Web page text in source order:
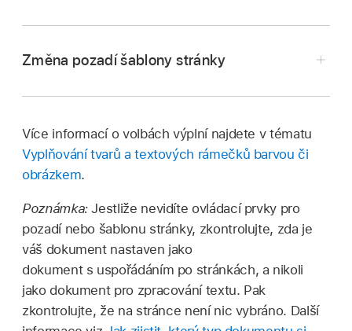
Proveďte některou z následujících akcí:
V dokumentu pro zpracování textu:
Klepněte na některou stránku v oddílu,
který chcete upravit, dále na
okraje obrazovky a potom klepněte na Volby
dokumentu. Klepněte na Nastavení
dokumentu a potom na kartu Oddíl.
Změna pozadí šablony stránky
Klepněte v rohu stránky založené na šabloně,
kterou chcete upravit.
Chcete-li se snáze trefit a zároveň předejít
nechtěnému výběru textu nebo některého
objektu, můžete stránku zvětšit roztažením
dvěma prsty nebo klepnout na miniaturu
stránky napanelu s miniaturami stránek.
Více informací o volbách výplní najdete v tématu
Vyplňování tvarů a textových rámečků barvou či
obrázkem.
Poznámka:Jestliže nevidíte ovládací prvky pro
pozadí nebo šablonu stránky, zkontrolujte, zda je
váš dokument nastaven jako
dokument s uspořádáním po stránkách, a nikoli
jako dokument pro zpracování textu. Pak
zkontrolujte, že na stránce není nic vybráno. Další